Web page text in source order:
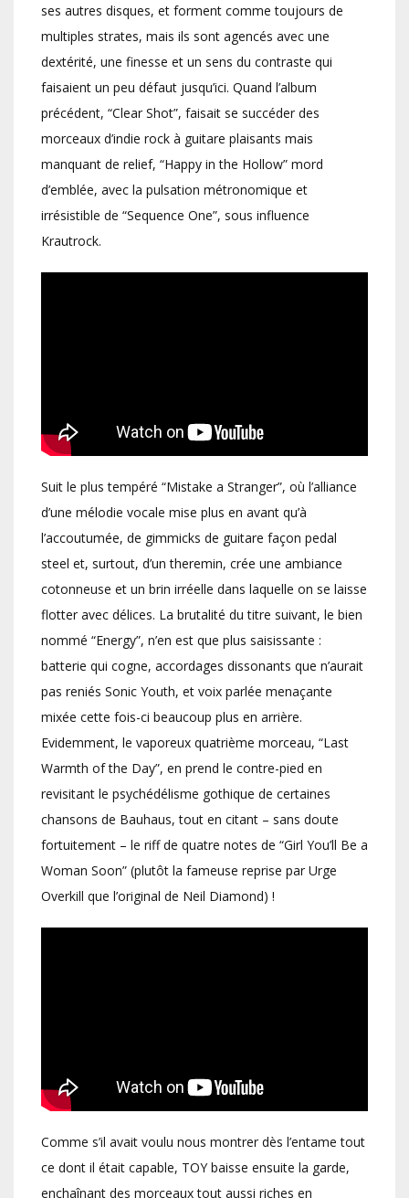
ses autres disques, et forment comme toujours de
multiples strates, mais ils sont agencés avec une
dextérité, une finesse et un sens du contraste qui
faisaient un peu défaut jusqu’ici. Quand l’album
précédent, “Clear Shot”, faisait se succéder des
morceaux d’indie rock à guitare plaisants mais
manquant de relief, “Happy in the Hollow” mord
d’emblée, avec la pulsation métronomique et
irrésistible de “Sequence One”, sous influence
Krautrock.
Suit le plus tempéré “Mistake a Stranger”, où l’alliance
d’une mélodie vocale mise plus en avant qu’à
l’accoutumée, de gimmicks de guitare façon pedal
steel et, surtout, d’un theremin, crée une ambiance
cotonneuse et un brin irréelle dans laquelle on se laisse
flotter avec délices. La brutalité du titre suivant, le bien
nommé “Energy”, n’en est que plus saisissante :
batterie qui cogne, accordages dissonants que n’aurait
pas reniés Sonic Youth, et voix parlée menaçante
mixée cette fois-ci beaucoup plus en arrière.
Evidemment, le vaporeux quatrième morceau, “Last
Warmth of the Day”, en prend le contre-pied en
revisitant le psychédélisme gothique de certaines
chansons de Bauhaus, tout en citant – sans doute
fortuitement – le riff de quatre notes de “Girl You’ll Be a
Woman Soon” (plutôt la fameuse reprise par Urge
Overkill que l’original de Neil Diamond) !
Comme s’il avait voulu nous montrer dès l’entame tout
ce dont il était capable, TOY baisse ensuite la garde,
enchaînant des morceaux tout aussi riches en